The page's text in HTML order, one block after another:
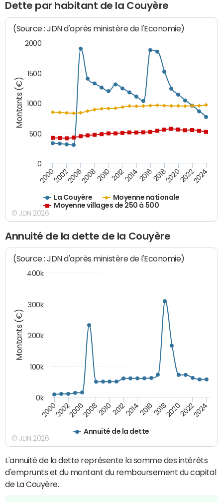
Dette par habitant de la Couyère
Montants (€)
(Source : JDN d'après ministère de l'Economie)
La Couyère
Moyenne nationale
Moyenne villages de 250 à 500
200020022006200820102012201420162018202020222024
0
500
1000
1500
2000
© JDN 2026
Annuité de la dette de la Couyère
Montants (€)
(Source : JDN d'après ministère de l'Economie)
Annuité de la dette
200020022006200820102012201420162018202020222024
0k
100k
200k
300k
400k
© JDN 2026
L'annuité de la dette représente la somme des intérêts
d'emprunts et du montant du remboursement du capital
de La Couyère.